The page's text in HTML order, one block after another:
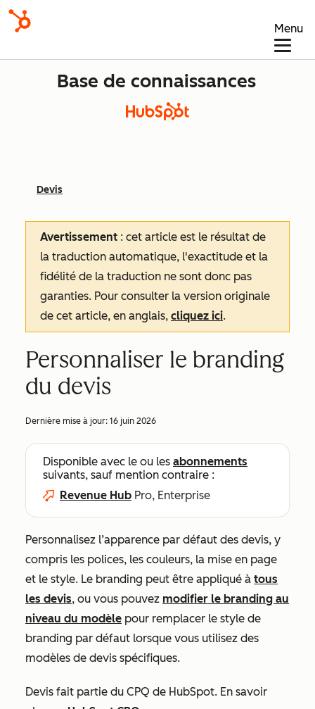
Menu
Base de connaissances
Devis
Avertissement : cet article est le résultat de
la traduction automatique, l'exactitude et la
fidélité de la traduction ne sont donc pas
garanties. Pour consulter la version originale
de cet article, en anglais, cliquez ici.
Personnaliser le branding
du devis
Dernière mise à jour: 16 juin 2026
Disponible avec le ou les abonnements
suivants, sauf mention contraire :
Revenue Hub Pro, Enterprise
Personnalisez l’apparence par défaut des devis, y
compris les polices, les couleurs, la mise en page
et le style. Le branding peut être appliqué à tous
les devis, ou vous pouvez modifier le branding au
niveau du modèle pour remplacer le style de
branding par défaut lorsque vous utilisez des
modèles de devis spécifiques.
Devis fait partie du CPQ de HubSpot. En savoir